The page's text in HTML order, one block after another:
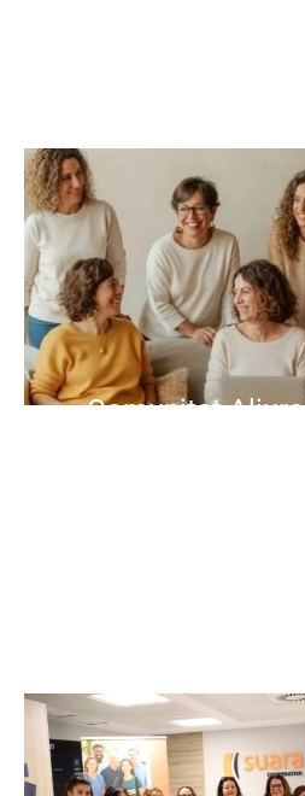
Comunitat Aliura